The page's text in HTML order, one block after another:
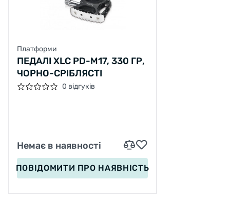
Платформи
ПЕДАЛІ XLC PD-M17, 330 ГР,
ЧОРНО-СРІБЛЯСТІ
0 відгуків
Немає в наявності
ПОВІДОМИТИ ПРО НАЯВНІСТЬ